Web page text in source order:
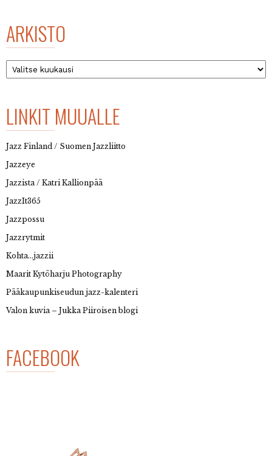
ARKISTO
Arkisto
LINKIT MUUALLE
Jazz Finland / Suomen Jazzliitto
Jazzeye
Jazzista / Katri Kallionpää
JazzIt365
Jazzpossu
Jazzrytmit
Kohta…jazzii
Maarit Kytöharju Photography
Pääkaupunkiseudun jazz-kalenteri
Valon kuvia – Jukka Piiroisen blogi
FACEBOOK